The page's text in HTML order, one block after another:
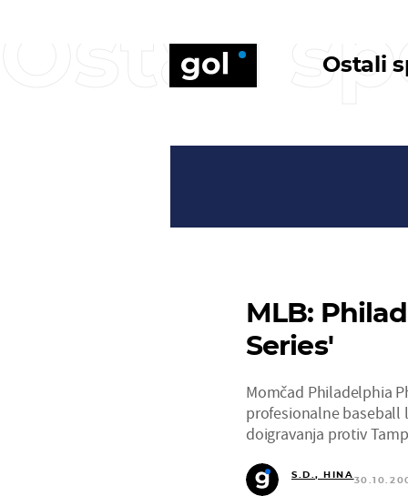
Ostali
Ostali
MLB:
Series'
Momčad Philadelphia
profesionalne baseball
doigravanja protiv
S.D., HINA